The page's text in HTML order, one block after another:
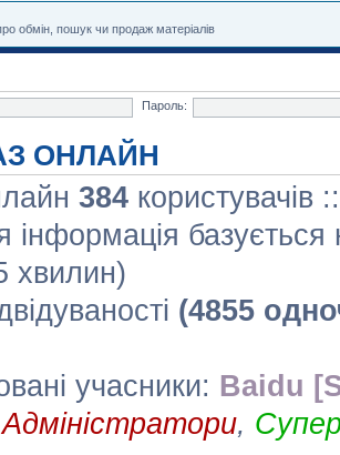
обмін, пошук чи продаж матеріалів
Пароль:
ОНЛАЙН
384 користувачів
інформація базується
хвилин)
(4855
учасники: Baidu
Адміністратори,